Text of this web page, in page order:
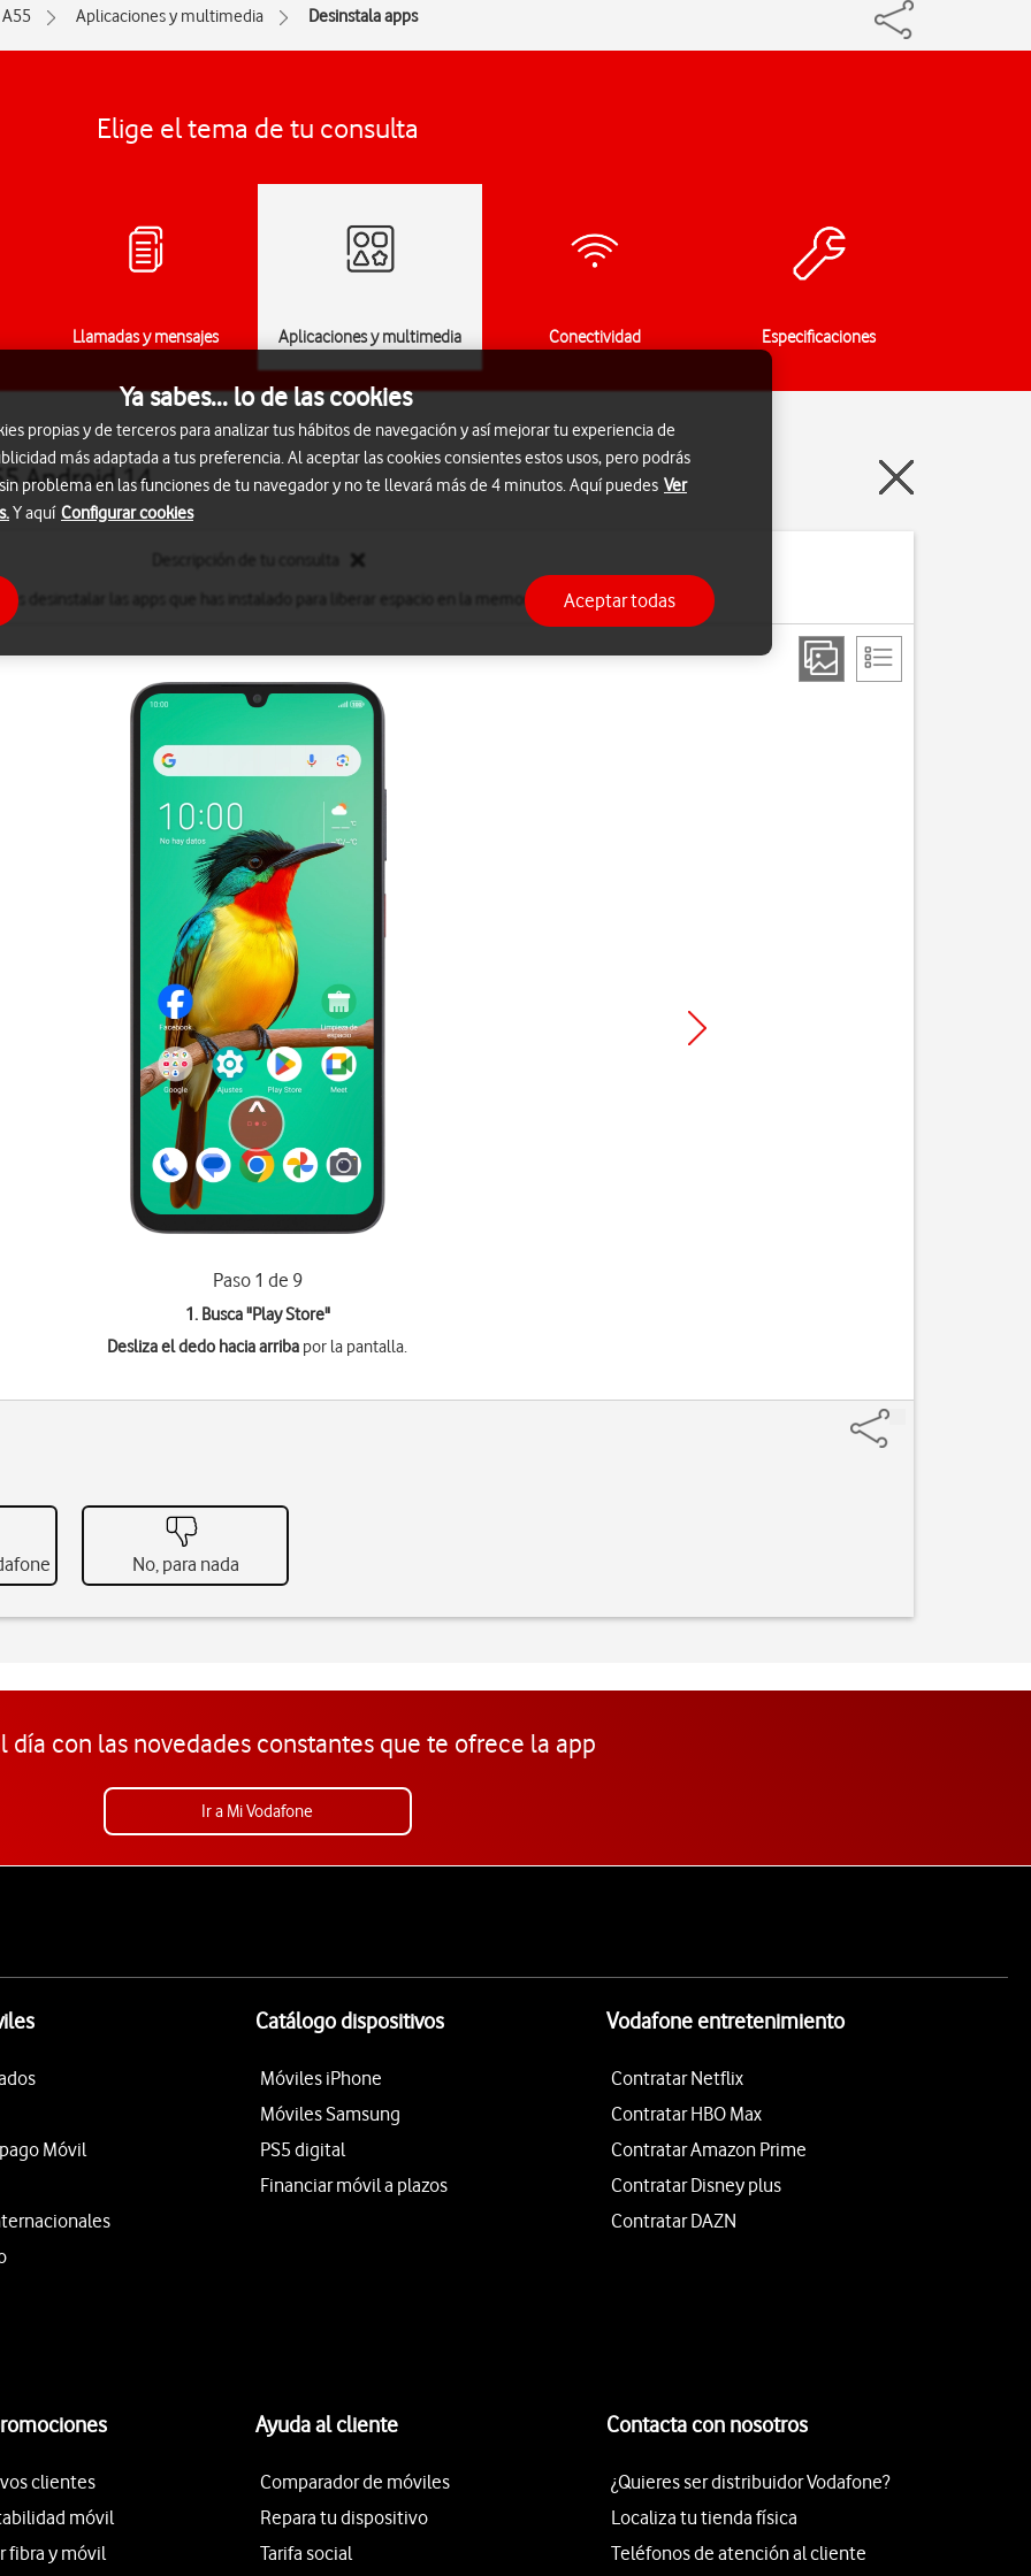
Aplicaciones y multimedia Desinstala apps
Elige el tema de tu consulta
Llamadas y mensajes Aplicaciones y multimedia Conectividad Especificaciones
Android 14
desinstalar las apps que has instalado para liberar espacio en la memoria.
Paso 1 de 9
1. Busca "Play Store"
Desliza el dedo hacia arriba por la pantalla.
No, para nada
día con las novedades constantes que te ofrece la app
Ir a Mi Vodafone
Móvil
Catálogo dispositivos
Móviles iPhone
Móviles Samsung
PS5 digital
Financiar móvil a plazos
Vodafone entretenimiento
Contratar Netflix
Contratar HBO Max
Contratar Amazon Prime
Contratar Disney plus
Contratar DAZN
clientes
móvil
fibra y móvil
Ayuda al cliente
Comparador de móviles
Repara tu dispositivo
Tarifa social
Contacta con nosotros
¿Quieres ser distribuidor Vodafone?
Localiza tu tienda física
Teléfonos de atención al cliente
Ya sabes... lo de las cookies
propias y de terceros para analizar tus hábitos de navegación y así mejorar tu experiencia de
más adaptada a tus preferencia. Al aceptar las cookies consientes estos usos, pero podrás
problema en las funciones de tu navegador y no te llevará más de 4 minutos. Aquí puedes Ver
Y aquí Configurar cookies
Aceptar todas